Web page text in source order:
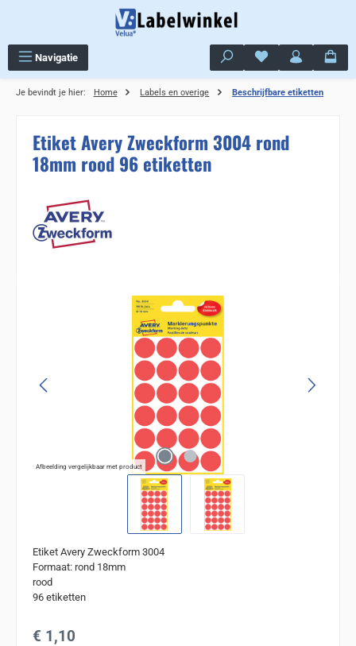
Navigatie Je hebt 0 items op
Je bevindt je hier: Home Labels en overige Beschrijfbare etiketten
Etiket Avery Zweckform 3004 rond
18mm rood 96 etiketten
Sla de afbeeldingengalerij over
Afbeelding vergelijkbaar met product
Etiket Avery Zweckform 3004
Formaat: rond 18mm
rood
96 etiketten
Normale prijs:
€ 1,10